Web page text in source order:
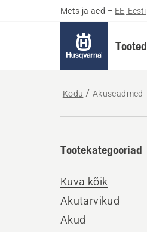
Mets ja aed – EE, Eesti
Tooted
Kodu Akuseadmed
Tootekategooriad
Kuva kõik
Akutarvikud
Akud